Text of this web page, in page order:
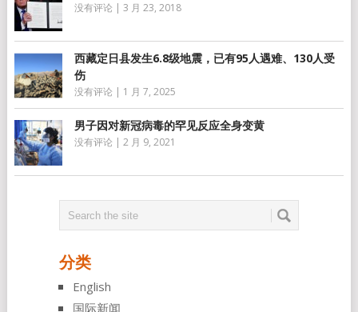
没有评论 | 3 月 23, 2018
西藏定日县发生6.8级地震，已有95人遇难、130人受
伤
没有评论 | 1 月 7, 2025
男子因对新冠病毒的罕见反应全身变黄
没有评论 | 2 月 9, 2021
分类
English
国际新闻